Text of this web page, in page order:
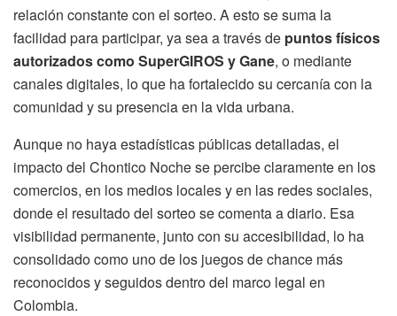
relación constante con el sorteo. A esto se suma la
facilidad para participar, ya sea a través de puntos físicos
autorizados como SuperGIROS y Gane, o mediante
canales digitales, lo que ha fortalecido su cercanía con la
comunidad y su presencia en la vida urbana.
Aunque no haya estadísticas públicas detalladas, el
impacto del Chontico Noche se percibe claramente en los
comercios, en los medios locales y en las redes sociales,
donde el resultado del sorteo se comenta a diario. Esa
visibilidad permanente, junto con su accesibilidad, lo ha
consolidado como uno de los juegos de chance más
reconocidos y seguidos dentro del marco legal en
Colombia.